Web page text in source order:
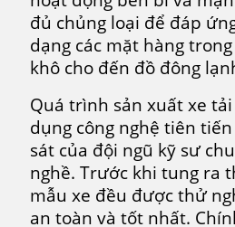
đủ chủng loại để đáp
dạng các mặt hàng
khô cho đến đồ đông
Quá trình sản xuất xe
dụng công nghệ tiên
sát của đội ngũ kỹ sư
nghề. Trước khi tung ra
mẫu xe đều được thử
an toàn và tốt nhất.